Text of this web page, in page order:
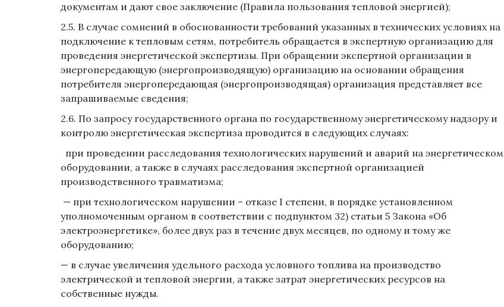
документам и дают свое заключение (Правила пользования тепловой энергией);
2.5. В случае сомнений в обоснованности требований указанных в технических условиях на
подключение к тепловым сетям, потребитель обращается в экспертную организацию для
проведения энергетической экспертизы. При обращении экспертной организации в
энергопередающую (энергопроизводящую) организацию на основании обращения
потребителя энергопередающая (энергопроизводящая) организация представляет все
запрашиваемые сведения;
2.6. По запросу государственного органа по государственному энергетическому надзору и
контролю энергетическая экспертиза проводится в следующих случаях:
при проведении расследования технологических нарушений и аварий на энергетическом
оборудовании, а также в случаях расследования экспертной организацией
производственного травматизма;
— при технологическом нарушении – отказе I степени, в порядке установленном
уполномоченным органом в соответствии с подпунктом 32) статьи 5 Закона «Об
электроэнергетике», более двух раз в течение двух месяцев, по одному и тому же
оборудованию;
— в случае увеличения удельного расхода условного топлива на производство
электрической и тепловой энергии, а также затрат энергетических ресурсов на
собственные нужды.